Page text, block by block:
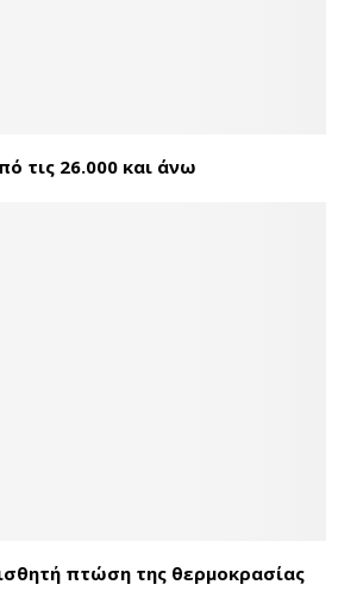
τις 26.000 και άνω
πτώση της θερμοκρασίας